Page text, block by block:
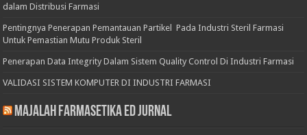
dalam Distribusi Farmasi
Pentingnya Penerapan Pemantauan Partikel Pada Industri Steril Farmasi
Untuk Pemastian Mutu Produk Steril
Penerapan Data Integrity Dalam Sistem Quality Control Di Industri Farmasi
VALIDASI SISTEM KOMPUTER DI INDUSTRI FARMASI
Majalah Farmasetika Ed Jurnal